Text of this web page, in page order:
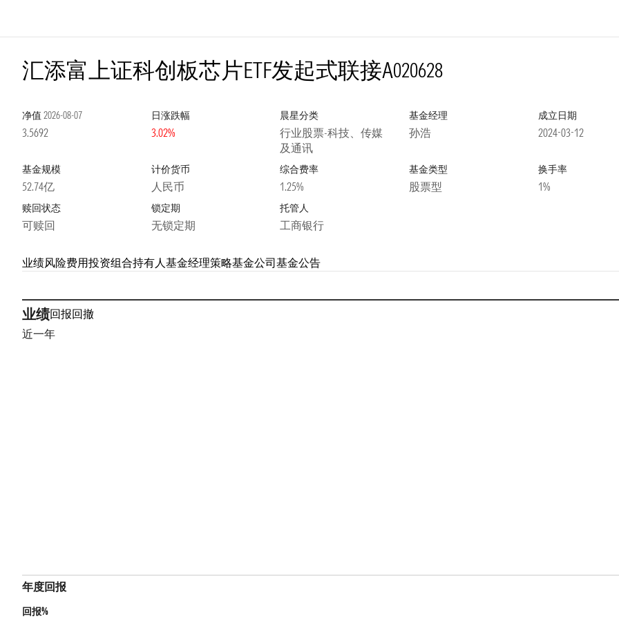
汇添富上证科创板芯片ETF发起式联接A020628
净值 2026-08-07
3.5692
日涨跌幅
3.02%
晨星分类
行业股票-科技、传媒
及通讯
基金经理
孙浩
成立日期
2024-03-12
基金规模
52.74亿
计价货币
人民币
综合费率
1.25%
基金类型
股票型
换手率
1%
赎回状态
可赎回
锁定期
无锁定期
托管人
工商银行
业绩风险费用投资组合持有人基金经理策略基金公司基金公告
业绩回报回撤
近一年
年度回报
回报%